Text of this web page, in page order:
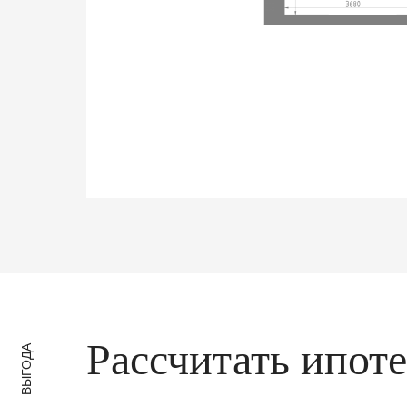
ВЫГОДА Рассчитать